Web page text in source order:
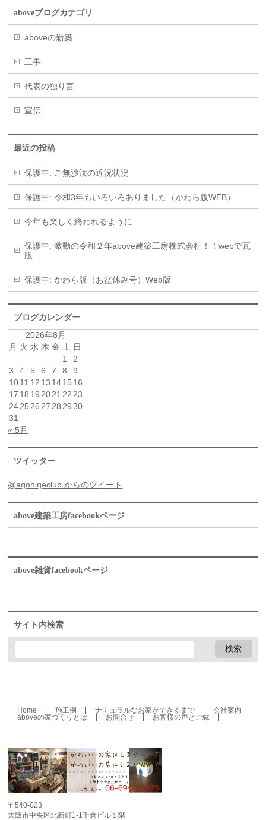
aboveブログカテゴリ
aboveの新築
工事
代表の独り言
宣伝
最近の投稿
保護中: ご無沙汰の近況状況
保護中: 令和3年もいろいろありました（かわら版WEB）
今年も楽しく終われるように
保護中: 激動の令和２年above建築工房株式会社！！webで瓦
版
保護中: かわら版（お盆休み号）Web版
ブログカレンダー
2026年8月
月 火 水 木 金 土 日
1
2
3
4 5 6 7 8
9
1011 12 13 1415 16
17 18 19 2021 22 23
2425 26 27 28 29 30
31
« 5月
ツイッター
@agohigeclub からのツイート
above建築工房facebookページ
above雑貨facebookページ
サイト内検索
Home 施工例 ナチュラルなお家ができるまで
会社案内
aboveの家づくりとは
お問合せ お客様の声とご縁
〒540-023
大阪市中央区北新町1-1千倉ビル１階